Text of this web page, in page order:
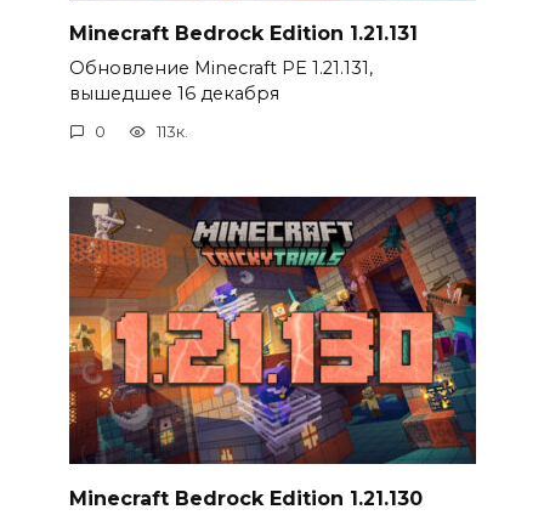
Minecraft Bedrock Edition 1.21.131
Обновление Minecraft PE 1.21.131,
вышедшее 16 декабря
0 113к.
Minecraft Bedrock Edition 1.21.130